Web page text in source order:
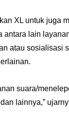
XL untuk juga
lain
atau sosialisasi
suara/
lainnya,”